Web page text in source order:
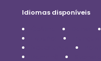
Idiomas disponíveis